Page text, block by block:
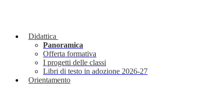
Didattica
Panoramica
Offerta formativa
I progetti delle classi
Libri di testo in adozione 2026-27
Orientamento